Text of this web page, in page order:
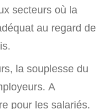
secteurs où la
au regard de
la souplesse du
A
pour les salariés.